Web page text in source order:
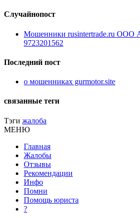
Случайнопост
Мошенники rusintertrade.ru ООО
9723201562
Последний пост
о мошенниках gurmotor.site
связанные теги
Тэги жалоба
МЕНЮ
Главная
Жалобы
Отзывы
Рекомендации
Инфо
Помни
Помощь юриста
?